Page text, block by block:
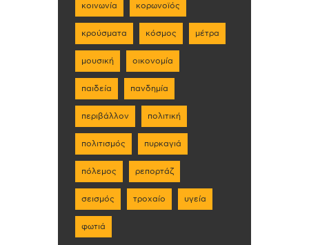
κοινωνία κορωνοϊός
κρούσματα κόσμος μέτρα
μουσική οικονομία
παιδεία πανδημία
περιβάλλον πολιτική
πολιτισμός πυρκαγιά
πόλεμος ρεπορτάζ
σεισμός τροχαίο υγεία
φωτιά